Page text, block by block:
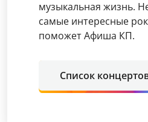
музыкальная жизнь.
самые интересные
поможет Афиша КП.
Список